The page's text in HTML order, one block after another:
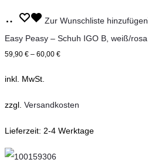
Produktseite
gewählt
werden
Ausführung
wählen
Dieses
Varianten
auf.
Optionen
können
Zur Wunschliste hinzufügen
Easy Peasy – Schuh IGO B, weiß/rosa
59,90 € – 60,00 €
inkl. MwSt.
zzgl. Versandkosten
Lieferzeit: 2-4 Werktage